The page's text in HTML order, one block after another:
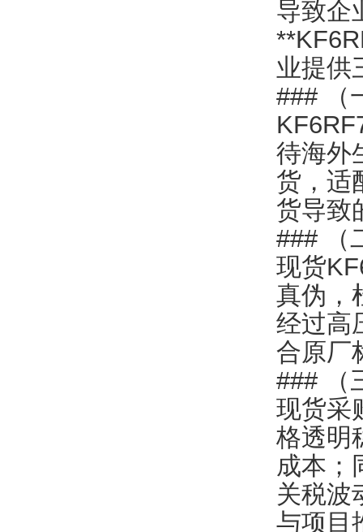
导致企
业提供
### （
待海外
货，适
货导致
### （
现货
真伪，
经过高
合原厂
### （
现货采
格透明
成本；
关税波
与项目